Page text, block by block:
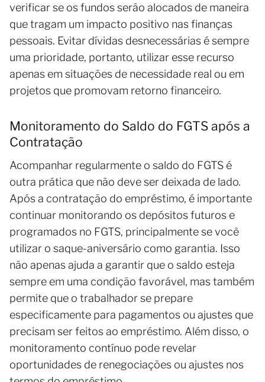
verificar se os fundos serão alocados de maneira
que tragam um impacto positivo nas finanças
pessoais. Evitar dívidas desnecessárias é sempre
uma prioridade, portanto, utilizar esse recurso
apenas em situações de necessidade real ou em
projetos que promovam retorno financeiro.
Monitoramento do Saldo do FGTS após a
Contratação
Acompanhar regularmente o saldo do FGTS é
outra prática que não deve ser deixada de lado.
Após a contratação do empréstimo, é importante
continuar monitorando os depósitos futuros e
programados no FGTS, principalmente se você
utilizar o saque-aniversário como garantia. Isso
não apenas ajuda a garantir que o saldo esteja
sempre em uma condição favorável, mas também
permite que o trabalhador se prepare
especificamente para pagamentos ou ajustes que
precisam ser feitos ao empréstimo. Além disso, o
monitoramento contínuo pode revelar
oportunidades de renegociações ou ajustes nos